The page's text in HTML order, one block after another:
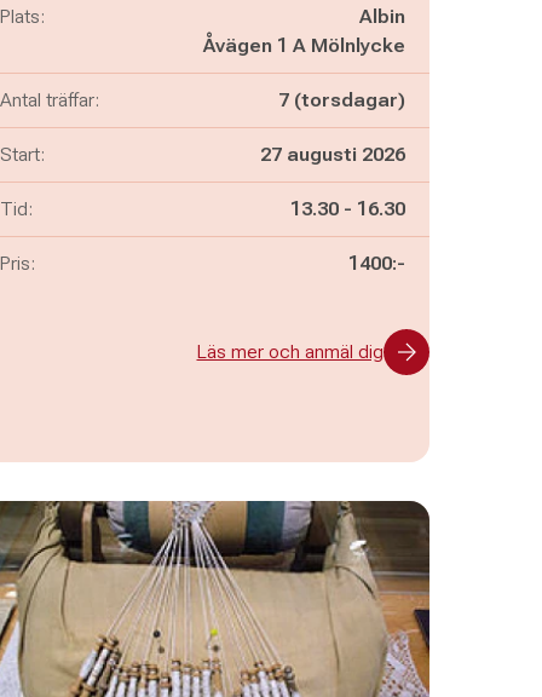
Plats:
Albin
Åvägen 1 A Mölnlycke
Antal träffar: 7 (torsdagar)
Start: 27 augusti 2026
Tid: Pågår mellan
13.30 - och
16.30
Pris: 1400:-
Läs mer och anmäl dig